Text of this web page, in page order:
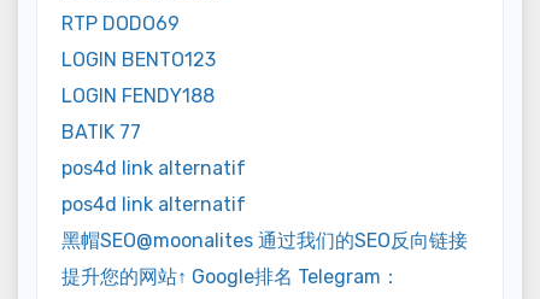
RTP DODO69
LOGIN BENTO123
LOGIN FENDY188
BATIK 77
pos4d link alternatif
pos4d link alternatif
黑帽SEO@moonalites 通过我们的SEO反向链接
提升您的网站↑ Google排名 Telegram：